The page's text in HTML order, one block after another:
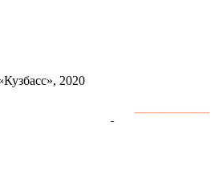
2020